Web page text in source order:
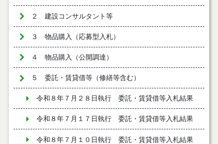
２ 建設コンサルタント等
３ 物品購入（応募型入札）
４ 物品購入（公開調達）
５ 委託・賃貸借等（修繕等含む）
令和８年７月２８日執行 委託・賃貸借等入札結果
令和８年７月１７日執行 委託・賃貸借等入札結果
令和８年７月１０日執行 委託・賃貸借等入札結果